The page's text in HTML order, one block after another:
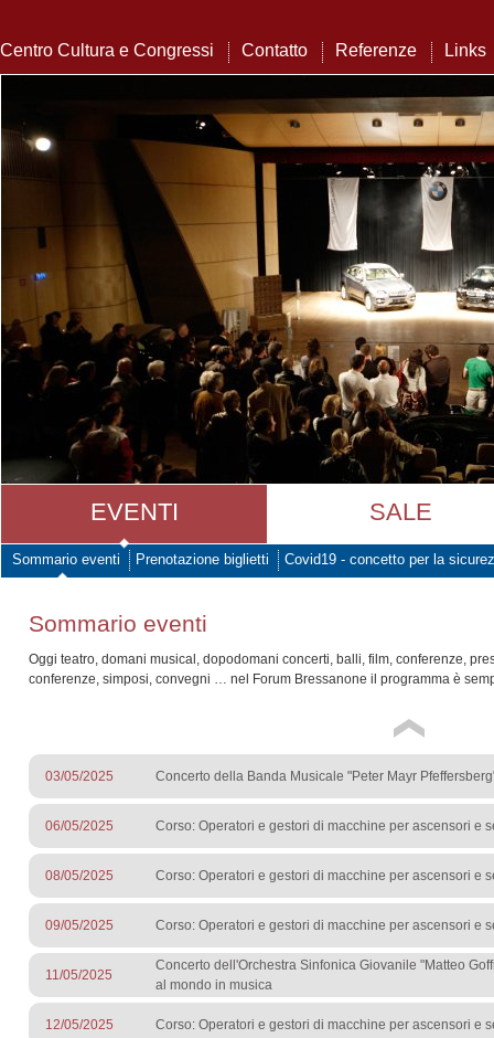
Centro Cultura e Congressi Contatto Referenze Links
EVENTI SALE
Sommario eventi Prenotazione biglietti Covid19 - concetto per la
Sommario eventi
Oggi teatro, domani musical, dopodomani concerti, balli, film, conferenze,
conferenze, simposi, convegni … nel Forum Bressanone il programma è
03/05/2025 Concerto della Banda Musicale "Peter Mayr
06/05/2025 Corso: Operatori e gestori di macchine per ascensori e
08/05/2025 Corso: Operatori e gestori di macchine per ascensori e
09/05/2025 Corso: Operatori e gestori di macchine per ascensori e
11/05/2025
Concerto dell'Orchestra Sinfonica Giovanile "Matteo
al mondo in musica
12/05/2025 Corso: Operatori e gestori di macchine per ascensori e